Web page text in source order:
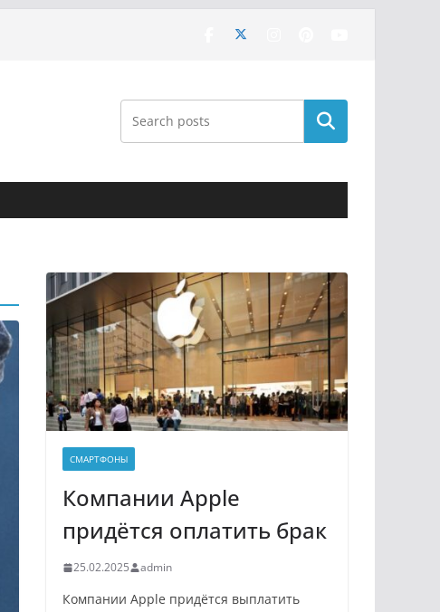
Поиск
СМАРТФОНЫ
Компании Apple
придётся оплатить брак
25.02.2025 admin
Компании Apple придётся выплатить